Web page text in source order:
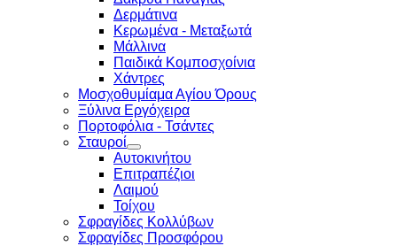
Δερμάτινα
Κερωμένα - Μεταξωτά
Μάλλινα
Παιδικά Κομποσχοίνια
Χάντρες
Μοσχοθυμίαμα Αγίου Όρους
Ξύλινα Εργόχειρα
Πορτοφόλια - Τσάντες
Σταυροί
Αυτοκινήτου
Επιτραπέζιοι
Λαιμού
Τοίχου
Σφραγίδες Κολλύβων
Σφραγίδες Προσφόρου